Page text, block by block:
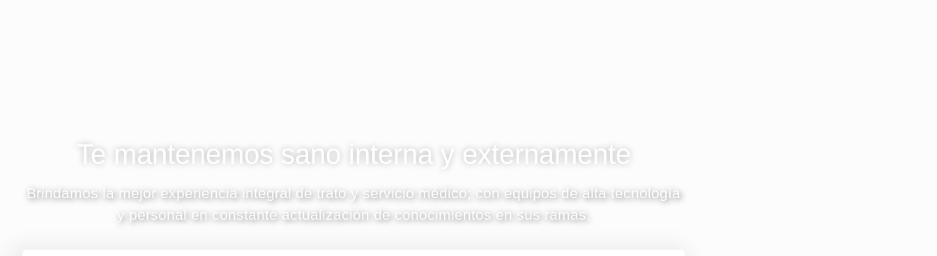
Te mantenemos sano interna y externamente
Brindamos la mejor experiencia integral de trato y servicio médico; con equipos de alta tecnología
y personal en constante actualización de conocimientos en sus ramas.